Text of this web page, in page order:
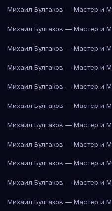
Михаил Булгаков — Мастер и
Михаил Булгаков — Мастер и
Михаил Булгаков — Мастер и
Михаил Булгаков — Мастер и
Михаил Булгаков — Мастер и
Михаил Булгаков — Мастер и
Михаил Булгаков — Мастер и
Михаил Булгаков — Мастер и
Михаил Булгаков — Мастер и
Михаил Булгаков — Мастер и
Михаил Булгаков — Мастер и